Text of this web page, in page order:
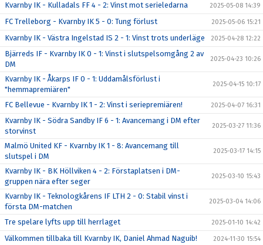
Kvarnby IK - Kulladals FF 4 - 2: Vinst mot serieledarna 2025-05-08 14:39
FC Trelleborg - Kvarnby IK 5 - 0: Tung förlust 2025-05-06 15:21
Kvarnby IK - Västra Ingelstad IS 2 - 1: Vinst trots underläge 2025-04-28 12:22
Bjärreds IF - Kvarnby IK 0 - 1: Vinst i slutspelsomgång 2 av
DM
2025-04-23 10:26
Kvarnby IK - Åkarps IF 0 - 1: Uddamålsförlust i
"hemmapremiären"
2025-04-15 10:17
FC Bellevue - Kvarnby IK 1 - 2: Vinst i seriepremiären! 2025-04-07 16:31
Kvarnby IK - Södra Sandby IF 6 - 1: Avancemang i DM efter
storvinst
2025-03-27 11:36
Malmö United KF - Kvarnby IK 1 - 8: Avancemang till
slutspel i DM
2025-03-17 14:15
Kvarnby IK - BK Höllviken 4 - 2: Förstaplatsen i DM-
gruppen nära efter seger
2025-03-10 15:43
Kvarnby IK - Teknologkårens IF LTH 2 - 0: Stabil vinst i
första DM-matchen
2025-03-04 14:06
Tre spelare lyfts upp till herrlaget 2025-01-10 14:42
Välkommen tillbaka till Kvarnby IK, Daniel Ahmad Naguib! 2024-11-30 15:54